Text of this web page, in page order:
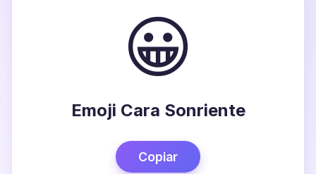
😀
Emoji Cara Sonriente
Copiar